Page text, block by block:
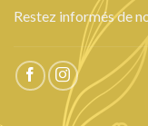
Restez informés de